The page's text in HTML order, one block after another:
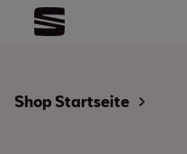
Shop Startseite